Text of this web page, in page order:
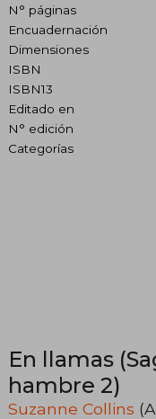
N° páginas
Encuadernación
Dimensiones
ISBN
ISBN13
Editado en
N° edición
Categorías
En llamas
hambre 2)
Suzanne Collins